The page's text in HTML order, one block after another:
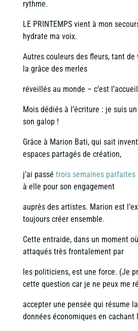
rythme.
LE PRINTEMPS vient à mon
hydrate ma voix.
Autres couleurs des fleurs, tant de
la grâce des merles
réveillés au monde – c’est
Mois dédiés à l’écriture : je suis
son galop !
Grâce à Marion Bati, qui sait
espaces partagés de création,
j’ai passé trois semaines parfaites
à elle pour son engagement
auprès des artistes. Marion est
toujours créer ensemble.
Cette entraide, dans un moment
attaqués très frontalement par
les politiciens, est une force. (Je
cette question car je ne peux me
accepter une pensée qui résume
données économiques en cachant